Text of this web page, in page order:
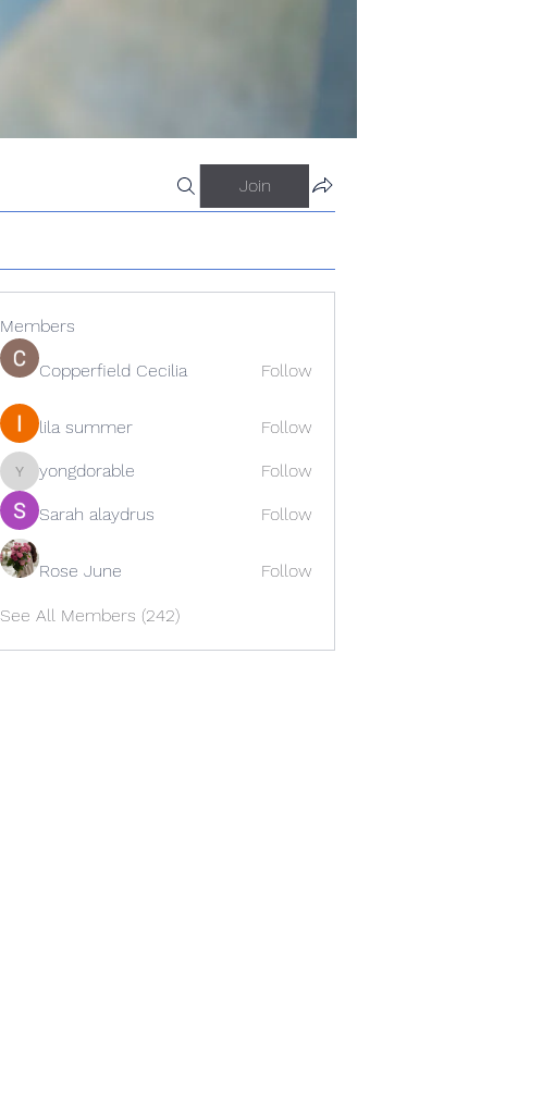
Join
Members
Copperfield Cecilia Follow
lila summer Follow
yongdorable
yongdorable Follow
Sarah alaydrus Follow
Rose June Follow
See All Members (242)